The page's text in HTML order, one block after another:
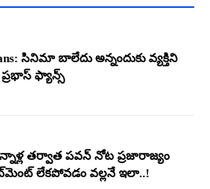
సినిమా బాలేదు అన్నందుకు వ్య‌క్తిని
ఫ్యాన్స్
త‌ర్వాత ప‌వ‌న్ నోట ప్ర‌జారాజ్యం
లేక‌పోవ‌డం వ‌ల్ల‌నే ఇలా..!